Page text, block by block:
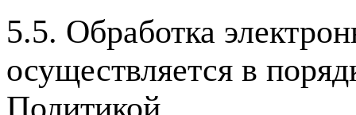
5.5. Обработка
осуществляется в